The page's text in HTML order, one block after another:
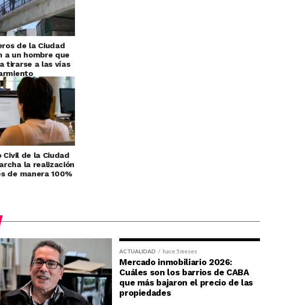
de la Ciudad
a un hombre que
tirarse a las vías
Civil de la Ciudad
la realización
de manera 100%
ACTUALIDAD hace 5 meses
Mercado inmobiliario 2026:
Cuáles son los barrios de CABA
que más bajaron el precio de las
propiedades